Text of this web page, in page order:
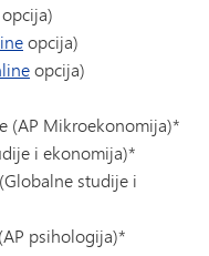
opcija)
opcija)
opcija)
(AP Mikroekonomija)*
i ekonomija)*
studije i
psihologija)*